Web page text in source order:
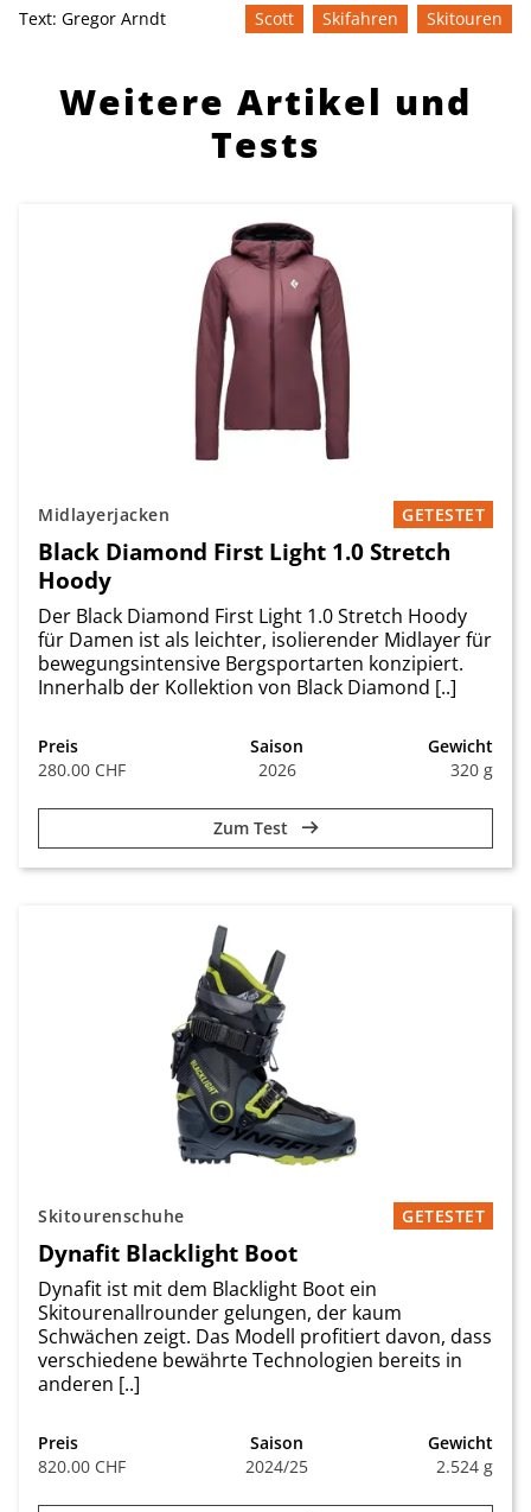
Text: Gregor Arndt Scott Skifahren Skitouren
Weitere Artikel und
Tests
Midlayerjacken GETESTET
Black Diamond First Light 1.0 Stretch
Hoody
Der Black Diamond First Light 1.0 Stretch Hoody
für Damen ist als leichter, isolierender Midlayer für
bewegungsintensive Bergsportarten konzipiert.
Innerhalb der Kollektion von Black Diamond [..]
Preis
280.00 CHF
Saison
2026
Gewicht
320 g
Zum Test
Skitourenschuhe GETESTET
Dynafit Blacklight Boot
Dynafit ist mit dem Blacklight Boot ein
Skitourenallrounder gelungen, der kaum
Schwächen zeigt. Das Modell profitiert davon, dass
verschiedene bewährte Technologien bereits in
anderen [..]
Preis
820.00 CHF
Saison
2024/25
Gewicht
2.524 g